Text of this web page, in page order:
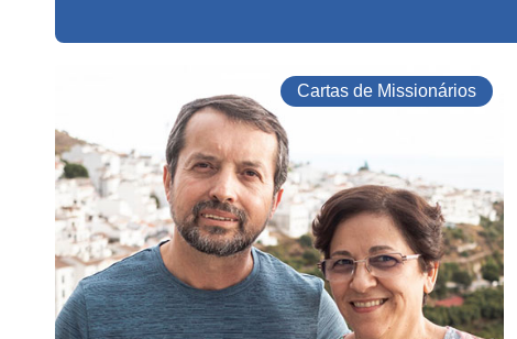
Cartas de Missionários